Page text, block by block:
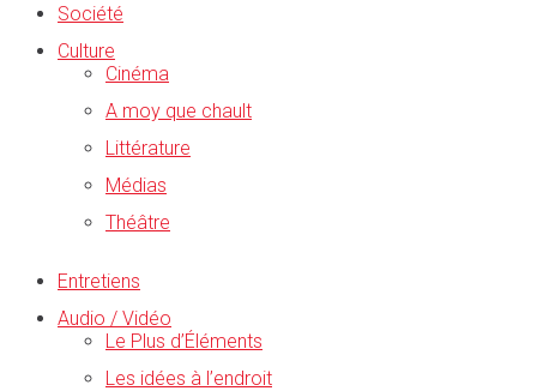
Société
Culture
Cinéma
A moy que chault
Littérature
Médias
Théâtre
Entretiens
Audio / Vidéo
Le Plus d’Éléments
Les idées à l’endroit